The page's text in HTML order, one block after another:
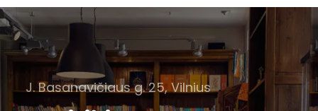
J. Basanavičiaus g. 25, Vilnius